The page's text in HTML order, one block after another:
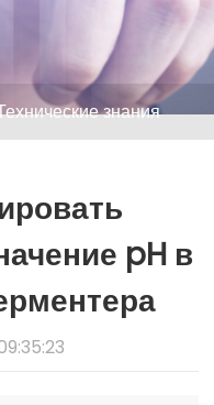
знания
pH в